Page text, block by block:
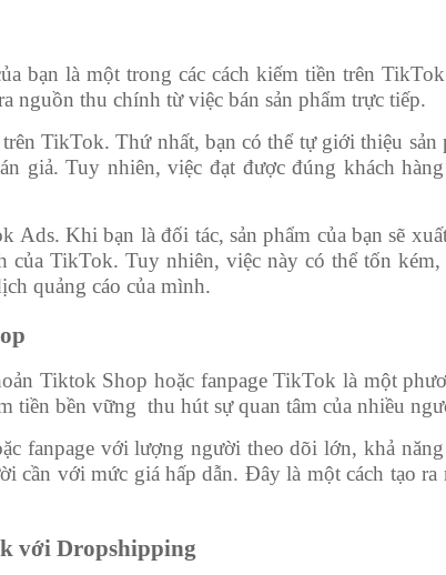
bạn là một trong các cách kiếm tiền trên
nguồn thu chính từ việc bán sản phẩm trực tiếp.
TikTok. Thứ nhất, bạn có thể tự giới thiệu
giả. Tuy nhiên, việc đạt được đúng khách
Ads. Khi bạn là đối tác, sản phẩm của bạn sẽ
TikTok. Tuy nhiên, việc này có thể tốn kém,
quảng cáo của mình.
Tiktok Shop hoặc fanpage TikTok là một
tiền bền vững thu hút sự quan tâm của nhiều
fanpage với lượng người theo dõi lớn, khả
cần với mức giá hấp dẫn. Đây là một cách tạo
với Dropshipping